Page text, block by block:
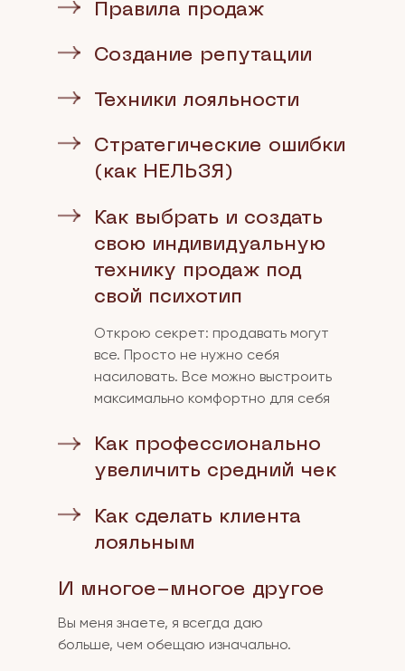
Правила продаж
Создание репутации
Техники лояльности
Стратегические ошибки
(как НЕЛЬЗЯ)
Как выбрать и создать
свою индивидуальную
технику продаж под
свой психотип
Как профессионально
увеличить средний чек
Как сделать клиента
лояльным
Открою секрет: продавать могут
все. Просто не нужно себя
насиловать. Все можно выстроить
максимально комфортно для себя
И многое-многое другое
Вы меня знаете, я всегда даю
больше, чем обещаю изначально.